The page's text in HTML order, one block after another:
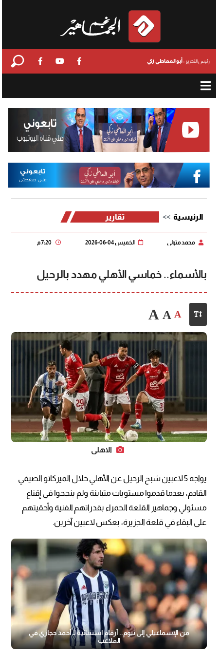
رئيس التحرير : أبو المعاطي زكي
الرئيسية تقارير
محمد متولي الخميس 04-06-2026 7:20 م
بالأسماء.. خماسي الأهلي مهدد بالرحيل
A
A
A
الاهلي
يواجه 5 لاعبين شبح الرحيل عن الأهلي خلال الميركاتو الصيفي
القادم، بعدما قدموا مستويات متباينة ولم ينجحوا في إقناع
مسئولي وجماهير القلعة الحمراء بقدراتهم الفنية وأحقيتهم
على البقاء في قلعة الجزيرة، بعكس لاعبين آخرين.
من الإسماعيلي إلى نيوم.. أرقام استثنائية لـ أحمد حجازي في
الملاعب